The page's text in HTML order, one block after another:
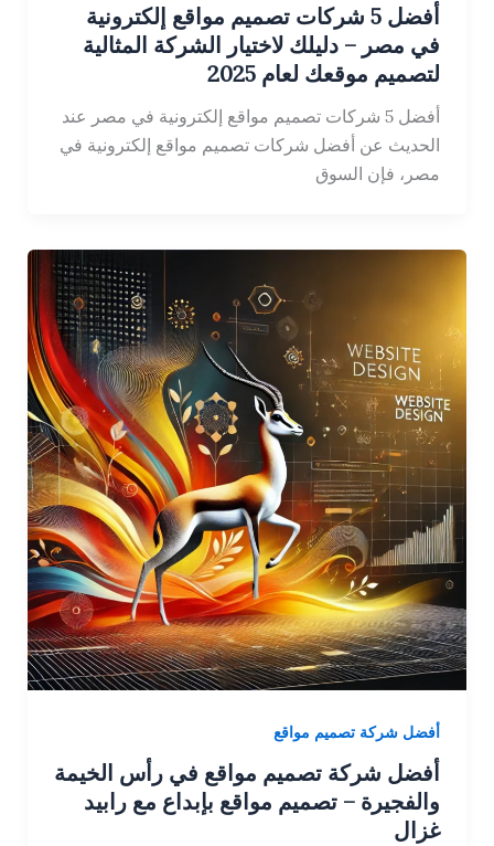
أفضل 5 شركات تصميم مواقع إلكترونية
في مصر – دليلك لاختيار الشركة المثالية
لتصميم موقعك لعام 2025
أفضل 5 شركات تصميم مواقع إلكترونية في مصر عند
الحديث عن أفضل شركات تصميم مواقع إلكترونية في
مصر، فإن السوق
أفضل شركة تصميم مواقع
أفضل شركة تصميم مواقع في رأس الخيمة
والفجيرة – تصميم مواقع بإبداع مع رابيد
غزال